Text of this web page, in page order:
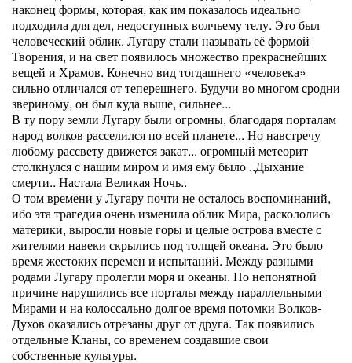
наконец формы, которая, как им показалось идеально
подходила для дел, недоступных волчьему телу. Это был
человеческий облик. Лугару стали называть её формой
Творения, и на свет появилось множество прекраснейших
вещей и Храмов. Конечно вид тогдашнего «человека»
сильно отличался от теперешнего. Будучи во многом сродни
звериному, он был куда выше, сильнее...
В ту пору земли Лугару были огромны, благодаря порталам
народ волков расселился по всей планете... Но навстречу
любому рассвету движется закат... огромный метеорит
столкнулся с нашим миром и имя ему было ..Дыхание
смерти.. Настала Великая Ночь..
О том времени у Лугару почти не осталось воспоминаний,
ибо эта трагедия очень изменила облик Мира, раскололись
материки, выросли новые горы и целые острова вместе с
жителями навеки скрылись под толщей океана. Это было
время жестоких перемен и испытаний. Между разными
родами Лугару пролегли моря и океаны. По непонятной
причине нарушились все порталы между параллельными
Мирами и на колоссально долгое время потомки Волков-
Духов оказались отрезаны друг от друга. Так появились
отдельные Кланы, со временем создавшие свои
собственные культуры.